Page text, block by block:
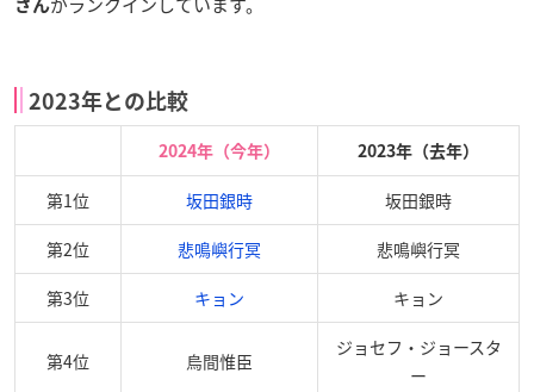
さんがランクインしています。
2023年との比較
2024年（今年） 2023年（去年）
第1位 坂田銀時 坂田銀時
第2位 悲鳴嶼行冥 悲鳴嶼行冥
第3位 キョン キョン
第4位 烏間惟臣
ジョセフ・ジョースタ
ー